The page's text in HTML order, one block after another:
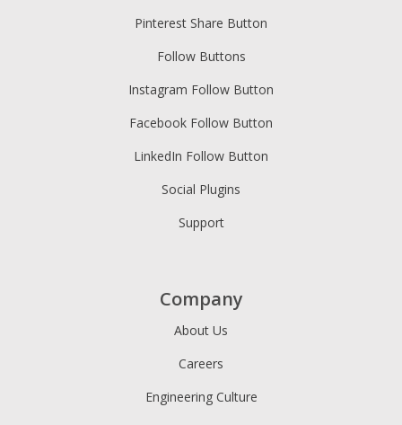
Pinterest Share Button
Follow Buttons
Instagram Follow Button
Facebook Follow Button
LinkedIn Follow Button
Social Plugins
Support
Company
About Us
Careers
Engineering Culture